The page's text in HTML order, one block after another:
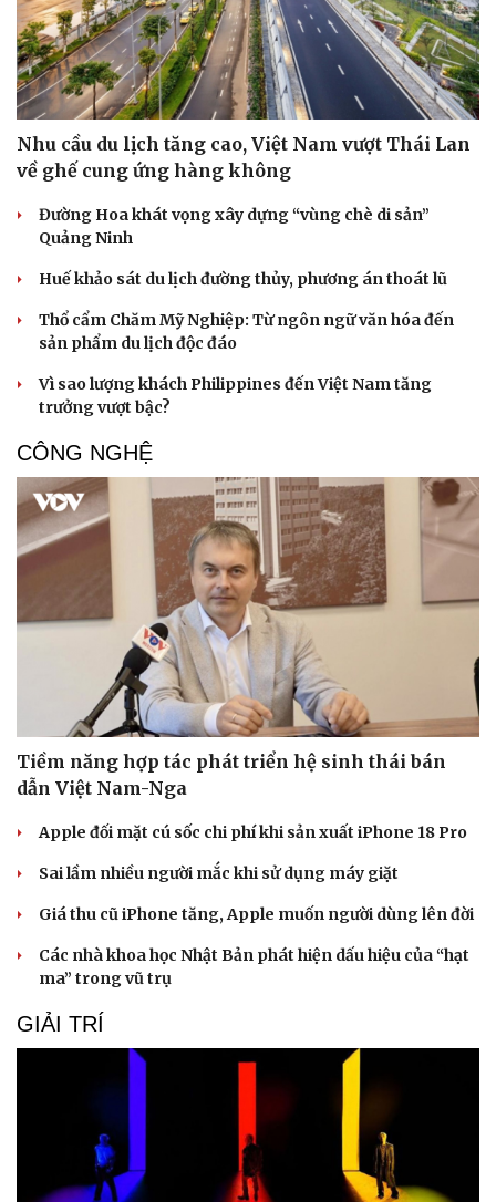
Sức khỏe
Dinh dưỡng - món ngon
Cây thuốc
Sản phụ khoa
Nhi khoa
Nam khoa
Làm đẹp - giảm cân
Phòng mạch online
Đời sống
Nhu cầu du lịch tăng cao, Việt Nam vượt Thái Lan
về ghế cung ứng hàng không
Đường Hoa khát vọng xây dựng “vùng chè di sản”
Quảng Ninh
Huế khảo sát du lịch đường thủy, phương án thoát lũ
Thổ cẩm Chăm Mỹ Nghiệp: Từ ngôn ngữ văn hóa đến
sản phẩm du lịch độc đáo
Vì sao lượng khách Philippines đến Việt Nam tăng
trưởng vượt bậc?
CÔNG NGHỆ
Tiềm năng hợp tác phát triển hệ sinh thái bán
dẫn Việt Nam-Nga
Apple đối mặt cú sốc chi phí khi sản xuất iPhone 18 Pro
Sai lầm nhiều người mắc khi sử dụng máy giặt
Giá thu cũ iPhone tăng, Apple muốn người dùng lên đời
Các nhà khoa học Nhật Bản phát hiện dấu hiệu của “hạt
ma” trong vũ trụ
GIẢI TRÍ